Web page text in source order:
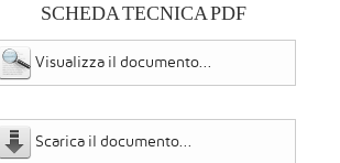
SCHEDA TECNICA PDF
Visualizza il documento...
Scarica il documento...